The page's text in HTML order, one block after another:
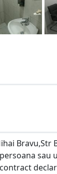
Bravu,Str
sau